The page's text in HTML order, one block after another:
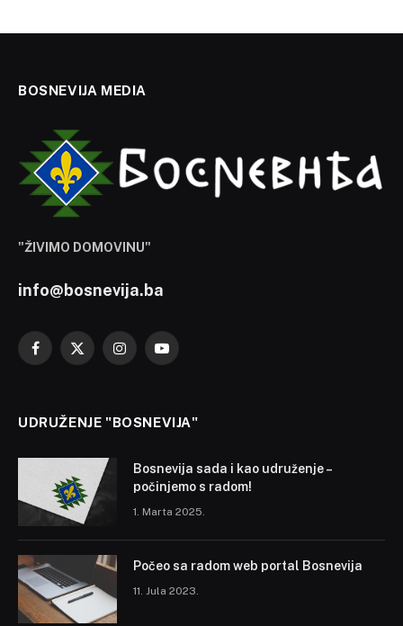
BOSNEVIJA MEDIA
"ŽIVIMO DOMOVINU"
info@bosnevija.ba
Facebook
X
InstagramYouTube
UDRUŽENJE "BOSNEVIJA"
Bosnevija sada i kao udruženje –
počinjemo s radom!
1. Marta 2025.
Počeo sa radom web portal Bosnevija
11. Jula 2023.